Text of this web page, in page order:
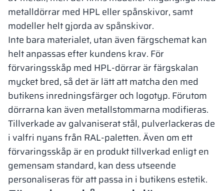
metalldörrar med HPL eller spånskivor, samt
modeller helt gjorda av spånskivor.
Inte bara materialet, utan även färgschemat kan
helt anpassas efter kundens krav. För
förvaringsskåp med HPL-dörrar är färgskalan
mycket bred, så det är lätt att matcha den med
butikens inredningsfärger och logotyp. Förutom
dörrarna kan även metallstommarna modifieras.
Tillverkade av galvaniserat stål, pulverlackeras de
i valfri nyans från RAL-paletten. Även om ett
förvaringsskåp är en produkt tillverkad enligt en
gemensam standard, kan dess utseende
personaliseras för att passa in i butikens estetik.